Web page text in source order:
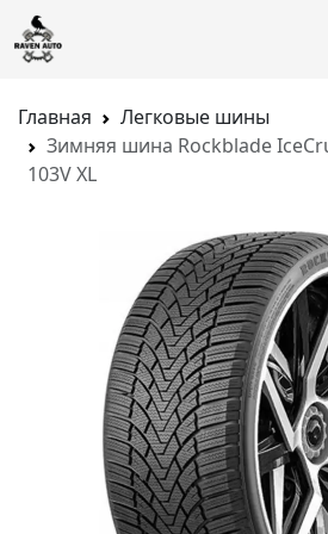
Главная
Легковые шины
Зимняя шина Rockblade
103V XL